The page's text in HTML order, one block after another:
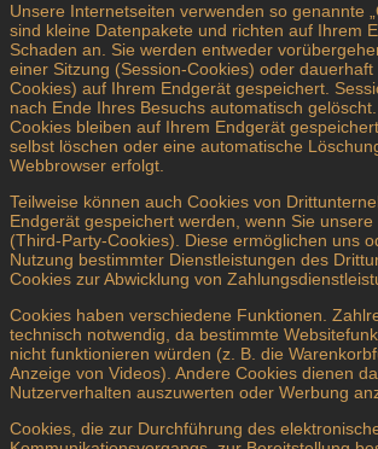
Unsere Internetseiten verwenden so genannte
sind kleine Datenpakete und richten auf Ihrem
Schaden an. Sie werden entweder
einer Sitzung (Session-Cookies) oder
Cookies) auf Ihrem Endgerät gespeichert.
nach Ende Ihres Besuchs automatisch
Cookies bleiben auf Ihrem Endgerät
selbst löschen oder eine automatische
Webbrowser erfolgt.
Teilweise können auch Cookies von
Endgerät gespeichert werden, wenn Sie
(Third-Party-Cookies). Diese ermöglichen uns
Nutzung bestimmter Dienstleistungen des
Cookies zur Abwicklung von
Cookies haben verschiedene Funktionen.
technisch notwendig, da bestimmte
nicht funktionieren würden (z. B. die
Anzeige von Videos). Andere Cookies dienen
Nutzerverhalten auszuwerten oder Werbung
Cookies, die zur Durchführung des